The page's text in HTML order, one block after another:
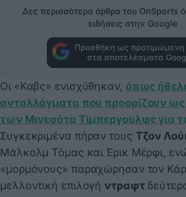
Δες περισσότερα άρθρα του OnSports
ειδήσεις στην Google
Προσθήκη ως προτιμώμενη
στα αποτελέσματα
Οι «Καβς» ενισχύθηκαν, όπως
ανταλλάγματα που προορίζουν
των Μινεσότα Τίμπεργουλφς για
Συγκεκριμένα πήραν τους Τζον
Μάλκολμ Τόμας και Έρικ Μέρφι,
«μορμόνους» παραχώρησαν τον
μελλοντική επιλογή ντραφτ